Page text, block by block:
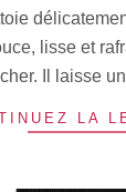
lisse et
Il laisse
LA